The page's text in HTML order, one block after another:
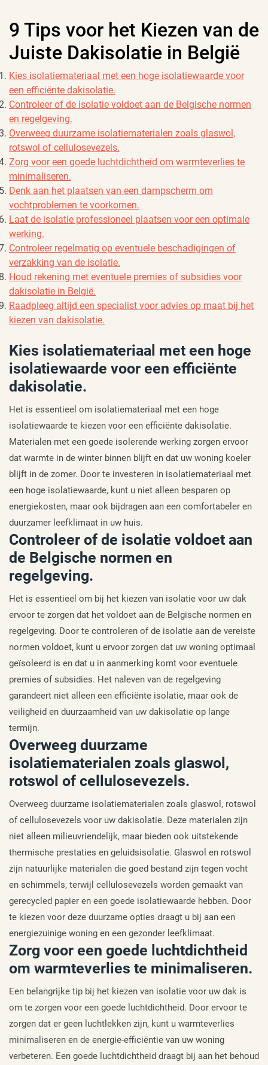
9 Tips voor het Kiezen van de
Juiste Dakisolatie in België
Kies isolatiemateriaal met een hoge isolatiewaarde voor
een efficiënte dakisolatie.
Controleer of de isolatie voldoet aan de Belgische normen
en regelgeving.
Overweeg duurzame isolatiematerialen zoals glaswol,
rotswol of cellulosevezels.
Zorg voor een goede luchtdichtheid om warmteverlies te
minimaliseren.
Denk aan het plaatsen van een dampscherm om
vochtproblemen te voorkomen.
Laat de isolatie professioneel plaatsen voor een optimale
werking.
Controleer regelmatig op eventuele beschadigingen of
verzakking van de isolatie.
Houd rekening met eventuele premies of subsidies voor
dakisolatie in België.
Raadpleeg altijd een specialist voor advies op maat bij het
kiezen van dakisolatie.
Kies isolatiemateriaal met een hoge
isolatiewaarde voor een efficiënte
dakisolatie.
Het is essentieel om isolatiemateriaal met een hoge
isolatiewaarde te kiezen voor een efficiënte dakisolatie.
Materialen met een goede isolerende werking zorgen ervoor
dat warmte in de winter binnen blijft en dat uw woning koeler
blijft in de zomer. Door te investeren in isolatiemateriaal met
een hoge isolatiewaarde, kunt u niet alleen besparen op
energiekosten, maar ook bijdragen aan een comfortabeler en
duurzamer leefklimaat in uw huis.
Controleer of de isolatie voldoet aan
de Belgische normen en
regelgeving.
Het is essentieel om bij het kiezen van isolatie voor uw dak
ervoor te zorgen dat het voldoet aan de Belgische normen en
regelgeving. Door te controleren of de isolatie aan de vereiste
normen voldoet, kunt u ervoor zorgen dat uw woning optimaal
geïsoleerd is en dat u in aanmerking komt voor eventuele
premies of subsidies. Het naleven van de regelgeving
garandeert niet alleen een efficiënte isolatie, maar ook de
veiligheid en duurzaamheid van uw dakisolatie op lange
termijn.
Overweeg duurzame
isolatiematerialen zoals glaswol,
rotswol of cellulosevezels.
Overweeg duurzame isolatiematerialen zoals glaswol, rotswol
of cellulosevezels voor uw dakisolatie. Deze materialen zijn
niet alleen milieuvriendelijk, maar bieden ook uitstekende
thermische prestaties en geluidsisolatie. Glaswol en rotswol
zijn natuurlijke materialen die goed bestand zijn tegen vocht
en schimmels, terwijl cellulosevezels worden gemaakt van
gerecycled papier en een goede isolatiewaarde hebben. Door
te kiezen voor deze duurzame opties draagt u bij aan een
energiezuinige woning en een gezonder leefklimaat.
Zorg voor een goede luchtdichtheid
om warmteverlies te minimaliseren.
Een belangrijke tip bij het kiezen van isolatie voor uw dak is
om te zorgen voor een goede luchtdichtheid. Door ervoor te
zorgen dat er geen luchtlekken zijn, kunt u warmteverlies
minimaliseren en de energie-efficiëntie van uw woning
verbeteren. Een goede luchtdichtheid draagt bij aan het behoud